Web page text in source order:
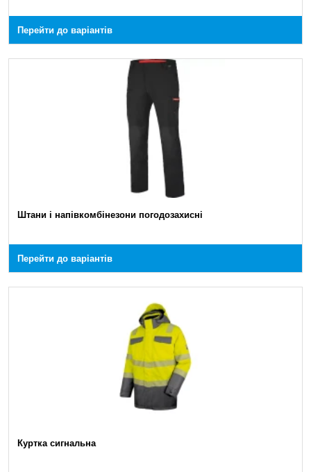
Перейти до варіантів
Штани і напівкомбінезони погодозахисні
Перейти до варіантів
Куртка сигнальна